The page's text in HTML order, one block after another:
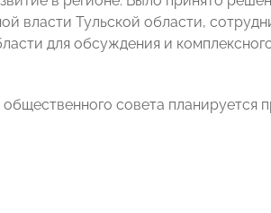
власти Тульской области,
для обсуждения и
совета планируется